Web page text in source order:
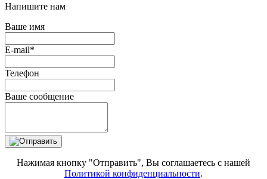
Напишите нам
Ваше имя
E-mail*
Телефон
Ваше сообщение
Нажимая кнопку "Отправить", Вы соглашаетесь с нашей
Политикой конфиденциальности.